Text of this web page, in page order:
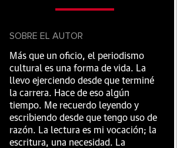
SOBRE EL AUTOR
Más que un oficio, el periodismo
cultural es una forma de vida. La
llevo ejerciendo desde que terminé
la carrera. Hace de eso algún
tiempo. Me recuerdo leyendo y
escribiendo desde que tengo uso de
razón. La lectura es mi vocación; la
escritura, una necesidad. La